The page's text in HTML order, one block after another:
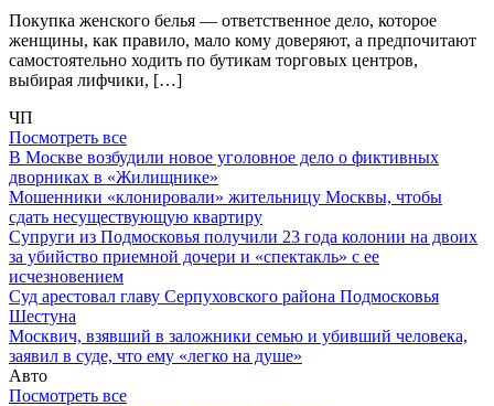
Покупка женского белья — ответственное дело, которое
женщины, как правило, мало кому доверяют, а предпочитают
самостоятельно ходить по бутикам торговых центров,
выбирая лифчики, […]
ЧП
Посмотреть все
В Москве возбудили новое уголовное дело о фиктивных
дворниках в «Жилищнике»
Мошенники «клонировали» жительницу Москвы, чтобы
сдать несуществующую квартиру
Супруги из Подмосковья получили 23 года колонии на двоих
за убийство приемной дочери и «спектакль» с ее
исчезновением
Суд арестовал главу Серпуховского района Подмосковья
Шестуна
Москвич, взявший в заложники семью и убивший человека,
заявил в суде, что ему «легко на душе»
Авто
Посмотреть все